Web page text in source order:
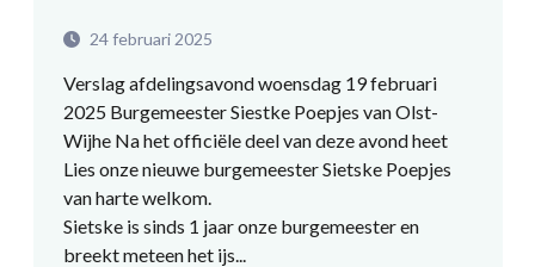
24 februari 2025
Verslag afdelingsavond woensdag 19 februari
2025 Burgemeester Siestke Poepjes van Olst-
Wijhe Na het officiële deel van deze avond heet
Lies onze nieuwe burgemeester Sietske Poepjes
van harte welkom.
Sietske is sinds 1 jaar onze burgemeester en
breekt meteen het ijs...